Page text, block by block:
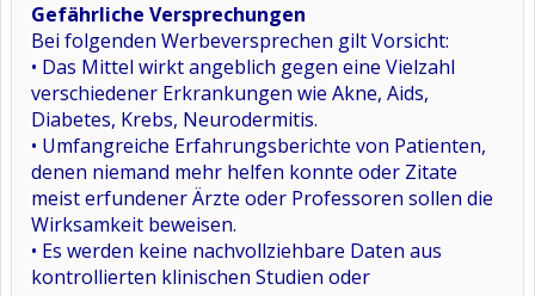
Gefährliche Versprechungen
Bei folgenden Werbeversprechen gilt Vorsicht:
• Das Mittel wirkt angeblich gegen eine Vielzahl
verschiedener Erkrankungen wie Akne, Aids,
Diabetes, Krebs, Neurodermitis.
• Umfangreiche Erfahrungsberichte von Patienten,
denen niemand mehr helfen konnte oder Zitate
meist erfundener Ärzte oder Professoren sollen die
Wirksamkeit beweisen.
• Es werden keine nachvollziehbare Daten aus
kontrollierten klinischen Studien oder